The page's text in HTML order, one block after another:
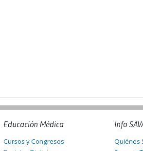
Educación Médica
Cursos y Congresos
Info
Quiénes